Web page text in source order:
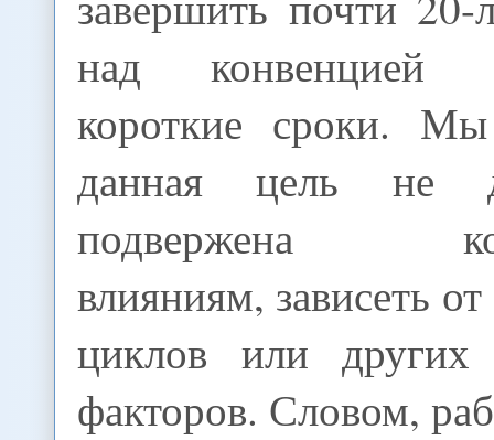
над конвенцией
короткие сроки.
данная цель не
подвержена
влияниям, зависеть
циклов или
факторов. Словом,